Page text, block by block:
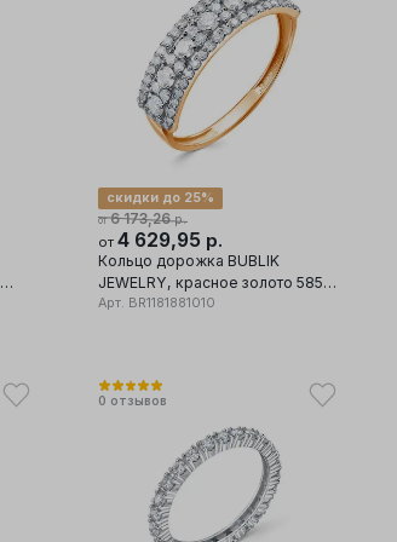
от6 173,26р.
скидки до 25%
от 4 629,95 р.
Кольцо дорожка BUBLIK
JEWELRY, красное золото 585
проба, вставка бриллиант
Арт. BR1181881010
0 отзывов